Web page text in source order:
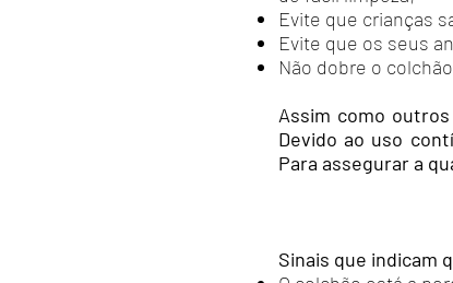
Evite que crianças
Evite que os seus
Não dobre o
Assim como
Devido ao uso
Para assegurar a
Sinais que indicam